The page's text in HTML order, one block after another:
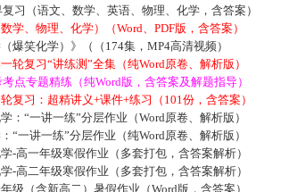
习（语文、数学、英语、物理、化学，含答案）
学、物理、化学）（Word、PDF版，含答案）
爆笑化学）》（（174集，MP4高清视频）
轮复习“讲练测”全集（纯Word原卷、解析版）
点专题精练（纯Word版，含答案及解题指导）
复习：超精讲义+课件+练习（101份，含答案）
：“一讲一练”分层作业（Word原卷、解析版）
“一讲一练”分层作业（纯Word原卷、解析版）
-高一年级寒假作业（多套打包，含答案解析）
-高二年级寒假作业（多套打包，含答案解析）
级（含新高二）暑假作业（Word版，含答案）